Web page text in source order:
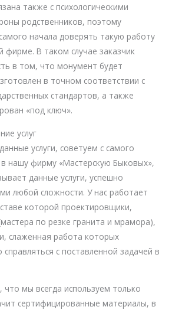
также с психологическими
родственников, поэтому
начала доверять такую работу
фирме. В таком случае заказчик
в том, что монумент будет
в точном соответствии с
стандартов, а также
«под ключ».
услуг
услуги, советуем с самого
нашу фирму «Мастерскую Быковых»,
данные услуги, успешно
любой сложности. У нас работает
которой проектировщики,
по резке гранита и мрамора),
слаженная работа которых
с поставленной задачей в
мы всегда используем только
сертифицированные материалы, в